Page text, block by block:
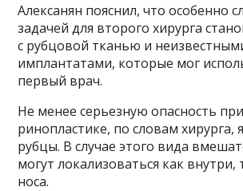
Алексанян пояснил, что особенно
задачей для второго хирурга
с рубцовой тканью и
имплантатами, которые мог
первый врач.
Не менее серьезную опасность
ринопластике, по словам хирурга,
рубцы. В случае этого вида
могут локализоваться как внутри,
носа.